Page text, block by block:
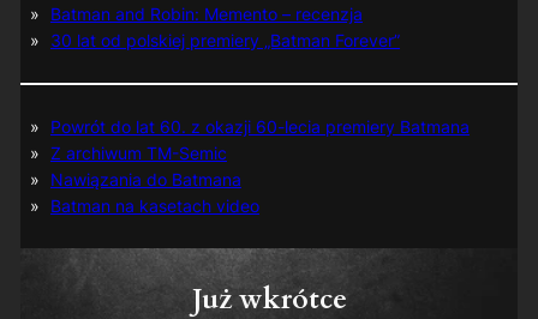
Batman and Robin: Memento – recenzja
30 lat od polskiej premiery „Batman Forever”
Powrót do lat 60. z okazji 60-lecia premiery Batmana
Z archiwum TM-Semic
Nawiązania do Batmana
Batman na kasetach video
Już wkrótce